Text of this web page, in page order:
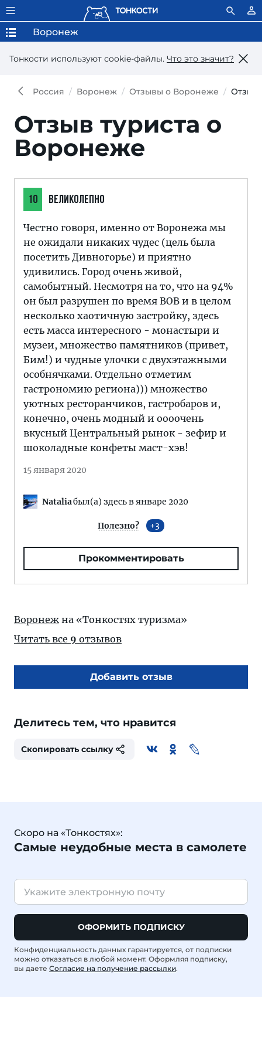
Тонкости используют сookie-файлы. Что это значит?
Воронеж
Россия Воронеж Отзывы о Воронеже Отзыв
Отзыв туриста о
Воронеже
10 ВЕЛИКОЛЕПНО
Честно говоря, именно от Воронежа мы
не ожидали никаких чудес (цель была
посетить Дивногорье) и приятно
удивились. Город очень живой,
самобытный. Несмотря на то, что на 94%
он был разрушен по время ВОВ и в целом
несколько хаотичную застройку, здесь
есть масса интересного - монастыри и
музеи, множество памятников (привет,
Бим!) и чудные улочки с двухэтажными
особнячками. Отдельно отметим
гастрономию региона))) множество
уютных ресторанчиков, гастробаров и,
конечно, очень модный и оооочень
вкусный Центральный рынок - зефир и
шоколадные конфеты маст-хэв!
15 января 2020
Nataliaбыл(а) здесь в январе 2020
Полезно? 3
Прокомментировать
Воронеж на «Тонкостях туризма»
Читать все 9 отзывов
Добавить отзыв
Делитесь тем, что нравится
Скопировать ссылку
Скоро на «Тонкостях»:
Самые неудобные места в самолете
ОФОРМИТЬ ПОДПИСКУ
Конфиденциальность данных гарантируется, от подписки
можно отказаться в любой момент. Оформляя подписку,
вы даете Согласие на получение рассылки.